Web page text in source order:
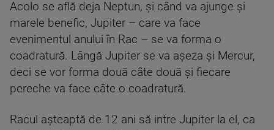
Acolo se află deja Neptun, și când va ajunge și
marele benefic, Jupiter – care va face
evenimentul anului în Rac – se va forma o
coadratură. Lângă Jupiter se va așeza și Mercur,
deci se vor forma două câte două și fiecare
pereche va face câte o coadratură.
Racul așteaptă de 12 ani să intre Jupiter la el, ca